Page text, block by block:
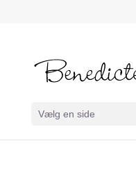
Vælg en side